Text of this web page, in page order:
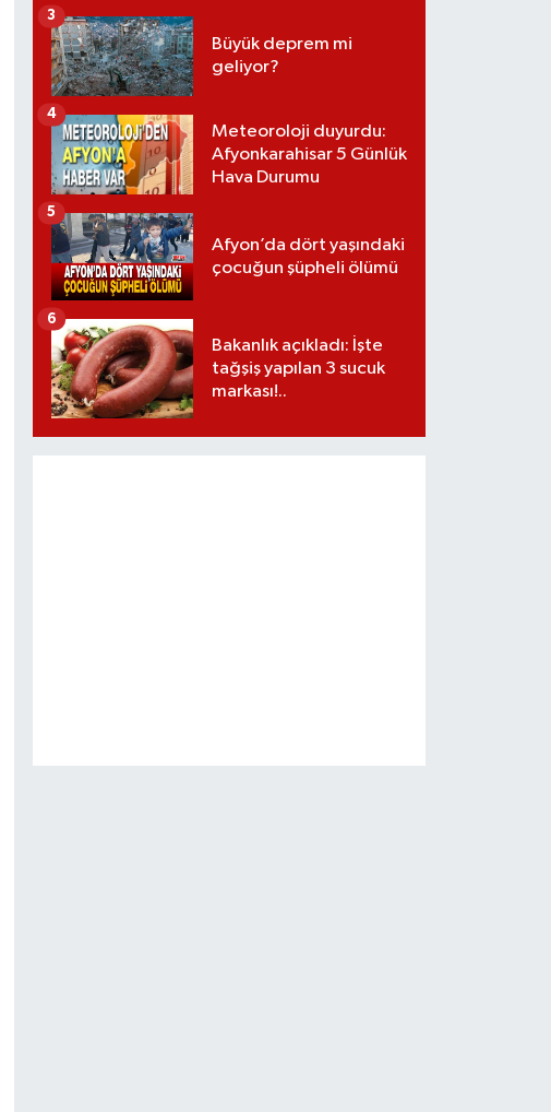
Büyük deprem mi
geliyor?
3
Meteoroloji duyurdu:
Afyonkarahisar 5 Günlük
Hava Durumu
4
Afyon’da dört yaşındaki
çocuğun şüpheli ölümü
5
Bakanlık açıkladı: İşte
tağşiş yapılan 3 sucuk
markası!..
6